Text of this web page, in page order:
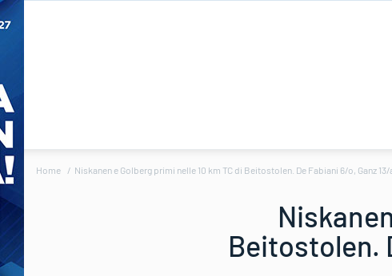
Home Niskanen e Golberg primi nelle 10 km TC di Beitostolen. De Fabiani 6/o, Ganz
Beitostolen.